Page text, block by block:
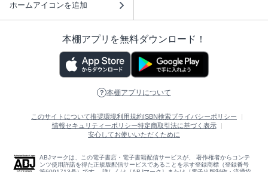
ホームアイコンを追加
本棚アプリを無料ダウンロード！
本棚アプリについて
このサイトについて推奨環境利用規約ISBN検索プライバシーポリシー
情報セキュリティーポリシー特定商取引法に基づく表示
安心してお使いいただくために
ABJマークは、この電子書店・電子書籍配信サービスが、 著作権者からコンテ
ンツ使用許諾を得た正規版配信サービスであることを示す登録商標（登録番号